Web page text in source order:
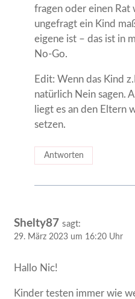
fragen oder einen Rat
ungefragt ein Kind
eigene ist – das ist in
No-Go.
Edit: Wenn das Kind
natürlich Nein sagen.
liegt es an den Eltern
setzen.
Antworten
Shelty87 sagt:
29. März 2023 um 16:20 Uhr
Hallo Nic!
Kinder testen immer wie